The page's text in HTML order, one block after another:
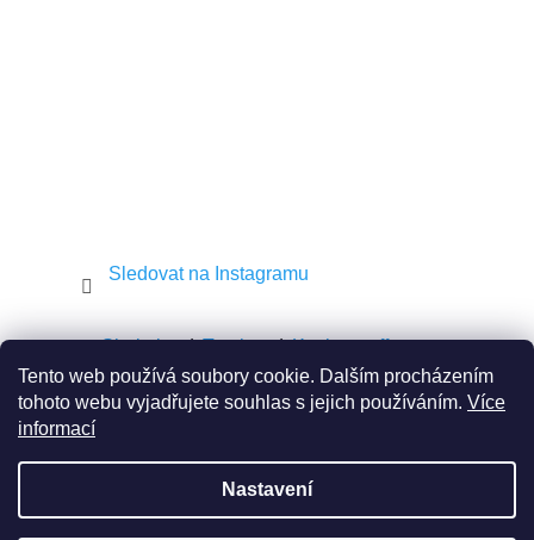
Tento web používá soubory cookie. Dalším procházením
tohoto webu vyjadřujete souhlas s jejich používáním. Více
informací
Nastavení
Sledovat na Instagramu
Shekel.cz Torah.cz Kosher-coffee.cz
Vytvořil Shoptet